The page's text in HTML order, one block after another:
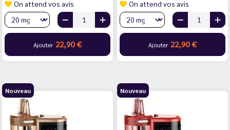
On attend vos avis
Ajouter 22,90 €
On attend vos avis
Ajouter 22,90 €
Nouveau Nouveau